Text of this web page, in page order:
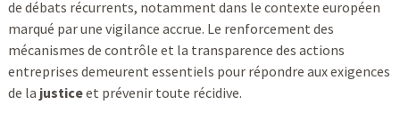
de débats récurrents, notamment dans le contexte européen
marqué par une vigilance accrue. Le renforcement des
mécanismes de contrôle et la transparence des actions
entreprises demeurent essentiels pour répondre aux exigences
de la justiceet prévenir toute récidive.